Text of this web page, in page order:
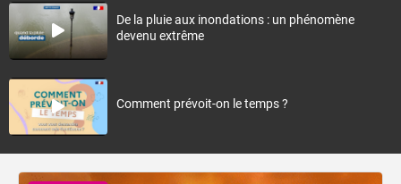
De la pluie aux inondations : un phénomène
devenu extrême
Comment prévoit-on le temps ?